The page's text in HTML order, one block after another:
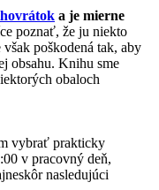
a je mierne
poznať, že ju niekto
poškodená tak, aby
obsahu. Knihu sme
obaloch
vybrať prakticky
v pracovný deň,
nasledujúci